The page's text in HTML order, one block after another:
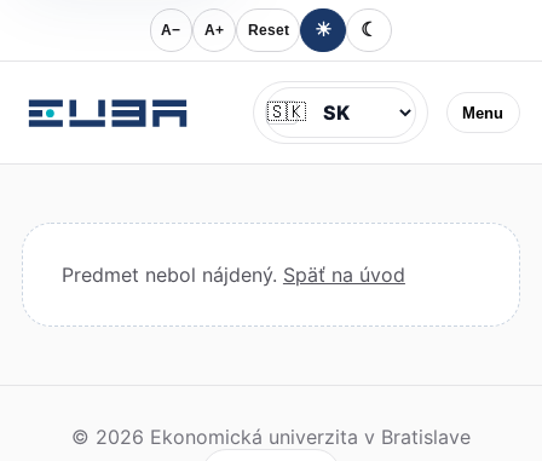
A− A+ Reset ☀ ☾
Menu
Jazyk
🇸🇰
Predmet nebol nájdený. Späť na úvod
© 2026 Ekonomická univerzita v Bratislave